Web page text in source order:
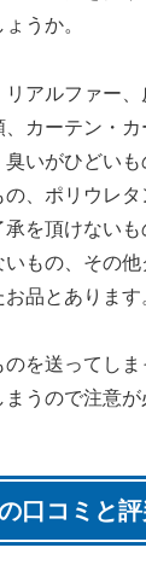
うか。
アルファー、
カーテン・
いがひどい
、ポリウレ
を頂けない
もの、その
品とあります
のを送ってし
うので注意が
口コミと